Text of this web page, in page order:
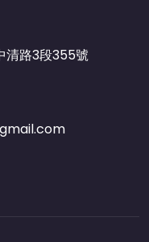
清路3段355號